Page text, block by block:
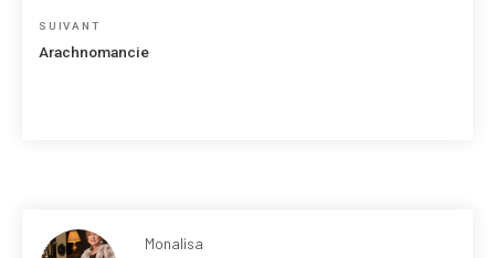
Article
suivant
SUIVANT
Arachnomancie
Monalisa